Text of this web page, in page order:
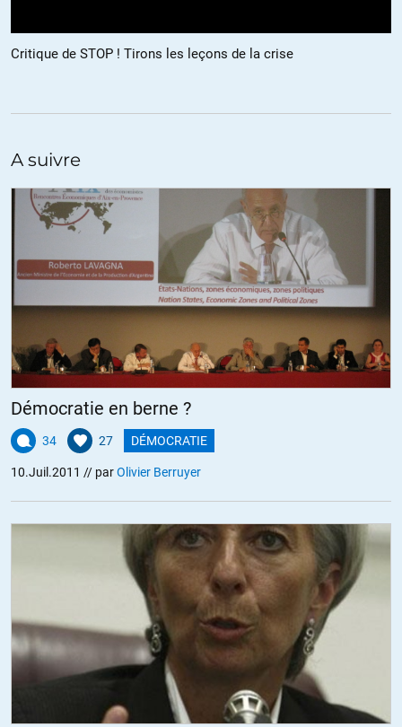
Critique de STOP ! Tirons les leçons de la crise
A suivre
Démocratie en berne ?
34 27 DÉMOCRATIE
10.Juil.2011 // parOlivier Berruyer